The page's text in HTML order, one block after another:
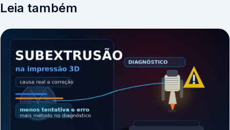
Leia também